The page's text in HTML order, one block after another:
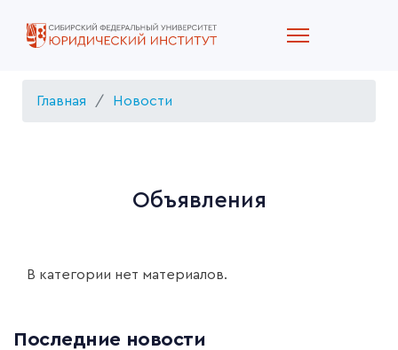
Главная Новости
Объявления
В категории нет материалов.
Последние новости